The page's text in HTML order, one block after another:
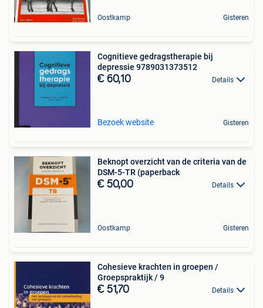
Oostkamp Gisteren
Cognitieve gedragstherapie bij
depressie 9789031373512
€ 60,10 Details
Bezoek website Gisteren
Beknopt overzicht van de criteria van de
DSM-5-TR (paperback
€ 50,00 Details
Oostkamp Gisteren
Cohesieve krachten in groepen /
Groepspraktijk / 9
€ 51,70 Details